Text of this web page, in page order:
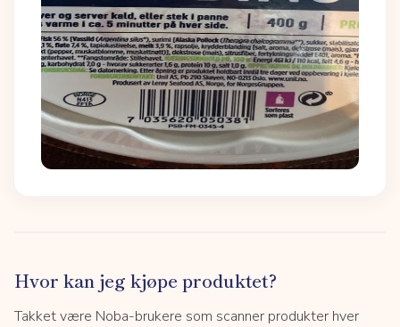
Hvor kan jeg kjøpe produktet?
Takket være Noba-brukere som scanner produkter hver